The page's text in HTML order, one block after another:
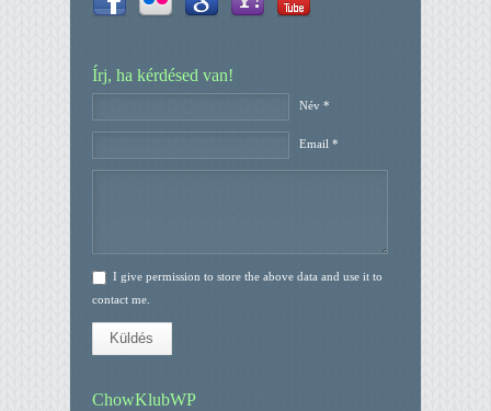
Írj, ha kérdésed van!
Név *
Email *
I give permission to store the above data and use it to
contact me.
Küldés
ChowKlubWP